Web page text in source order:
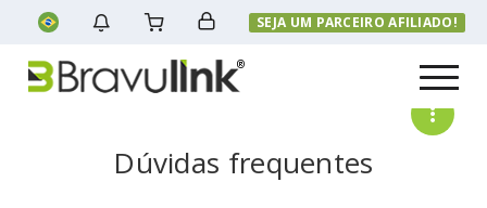
SEJA UM PARCEIRO AFILIADO!
Menu
Dúvidas frequentes